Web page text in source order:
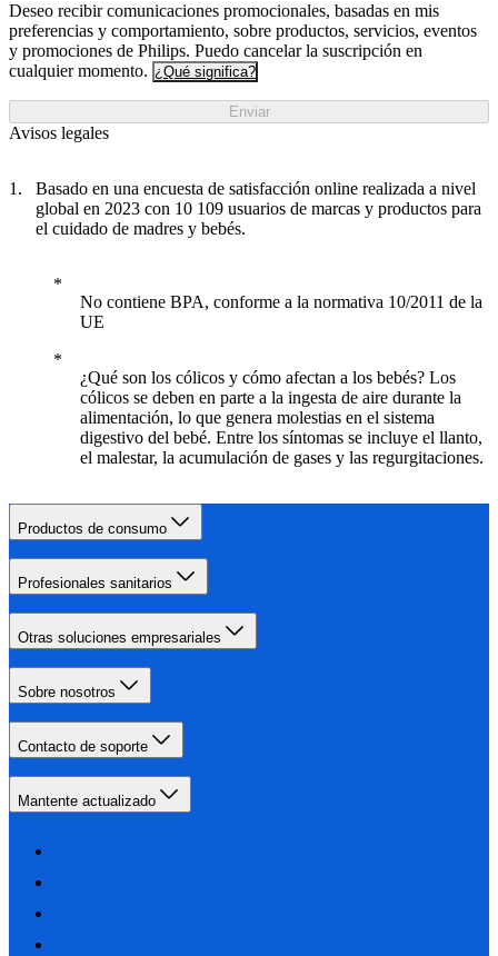
Deseo recibir comunicaciones promocionales, basadas en mis
preferencias y comportamiento, sobre productos, servicios, eventos
y promociones de Philips. Puedo cancelar la suscripción en
cualquier momento. ¿Qué significa?
Enviar
Avisos legales
Basado en una encuesta de satisfacción online realizada a nivel
global en 2023 con 10 109 usuarios de marcas y productos para
el cuidado de madres y bebés.
No contiene BPA, conforme a la normativa 10/2011 de la
UE
¿Qué son los cólicos y cómo afectan a los bebés? Los
cólicos se deben en parte a la ingesta de aire durante la
alimentación, lo que genera molestias en el sistema
digestivo del bebé. Entre los síntomas se incluye el llanto,
el malestar, la acumulación de gases y las regurgitaciones.
Productos de consumo
Profesionales sanitarios
Otras soluciones empresariales
Sobre nosotros
Contacto de soporte
Mantente actualizado